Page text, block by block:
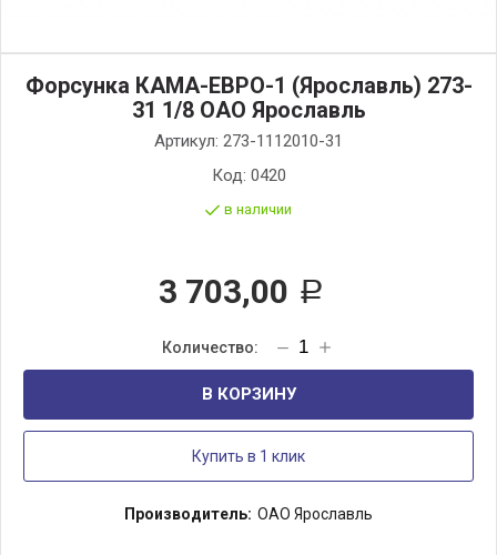
Форсунка КАМА-ЕВРО-1 (Ярославль) 273-
31 1/8 ОАО Ярославль
Артикул: 273-1112010-31
Код: 0420
в наличии
3 703,00 Р
В КОРЗИНУ
Купить в 1 клик
Производитель: ОАО Ярославль